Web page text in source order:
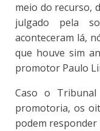
meio do recurso,
julgado pela
aconteceram lá,
que houve sim
promotor Paulo
Caso o
promotoria, os
podem